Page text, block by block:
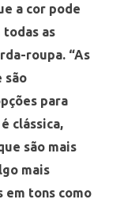
a cor pode
todas as
roupa. “As
são
para
clássica,
são mais
mais
tons como